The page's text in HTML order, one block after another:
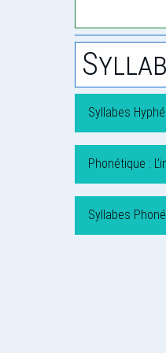
Syllabes
Phonétique :
Syllabes